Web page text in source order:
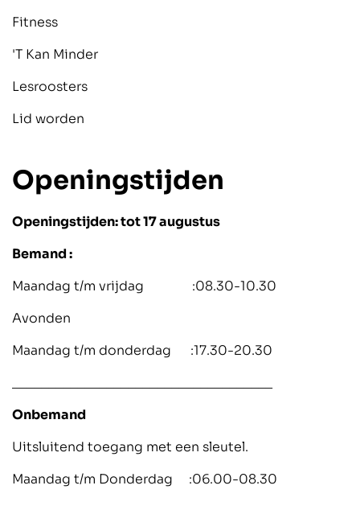
Fitness
'T Kan Minder
Lesroosters
Lid worden
Openingstijden
Openingstijden: tot 17 augustus
Bemand :
Maandag t/m vrijdag :08.30-10.30
Avonden
Maandag t/m donderdag :17.30-20.30
Onbemand
Uitsluitend toegang met een sleutel.
Maandag t/m Donderdag :06.00-08.30